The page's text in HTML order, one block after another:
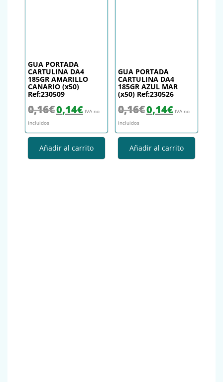
GUA PORTADA
CARTULINA DA4
185GR AMARILLO
CANARIO (x50)
Ref:230509
0,16€ El precio original era: 0,16€.
0,14€El precio actual es: 0,14€.
IVA no
incluidos
Añadir al carrito
GUA PORTADA
CARTULINA DA4
185GR AZUL MAR
(x50) Ref:230526
0,16€ El precio original era: 0,16€.
0,14€El precio actual
IVA no
incluidos
Añadir al carrito